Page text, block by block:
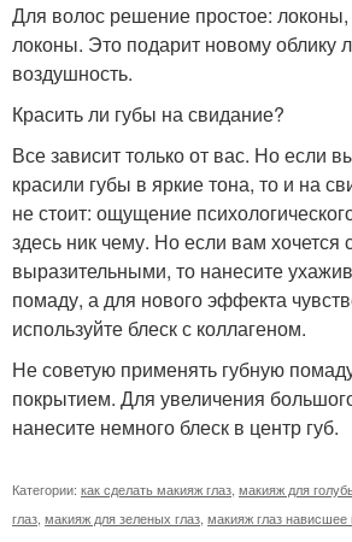
Для волос решение простое:
локоны. Это подарит новому облику
воздушность.
Красить ли губы на свидание?
Все зависит только от вас. Но если
красили губы в яркие тона, то и на
не стоит: ощущение
здесь ник чему. Но если вам хочется
выразительными, то нанесите
помаду, а для нового эффекта
используйте блеск с коллагеном.
Не советую применять губную
покрытием. Для увеличения
нанесите немного блеск в центр губ.
Категории: как сделать макияж глаз макияж для
глаз макияж для зеленых глаз макияж глаз нависшее